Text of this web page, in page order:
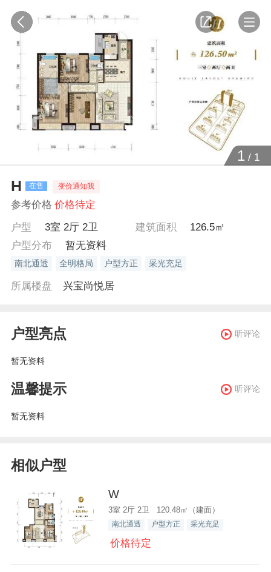
1 / 1
H 在售 变价通知我
参考价格 价格待定
户型
3室 2厅 2卫 建筑面积
126.5㎡
户型分布
暂无资料
南北通透 全明格局 户型方正 采光充足
所属楼盘 兴宝尚悦居
户型亮点 听评论
暂无资料
温馨提示 听评论
暂无资料
相似户型
W
3室 2厅 2卫 120.48㎡（建面）
南北通透 户型方正 采光充足
价格待定